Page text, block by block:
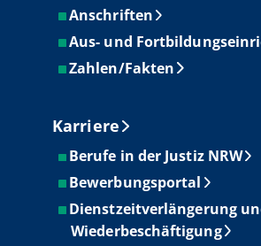
Anschriften
Aus- und
Zahlen/Fakten
Karriere
Berufe in der Justiz NRW
Bewerbungsportal
Dienstzeitverlängerung
Wiederbeschäftigung